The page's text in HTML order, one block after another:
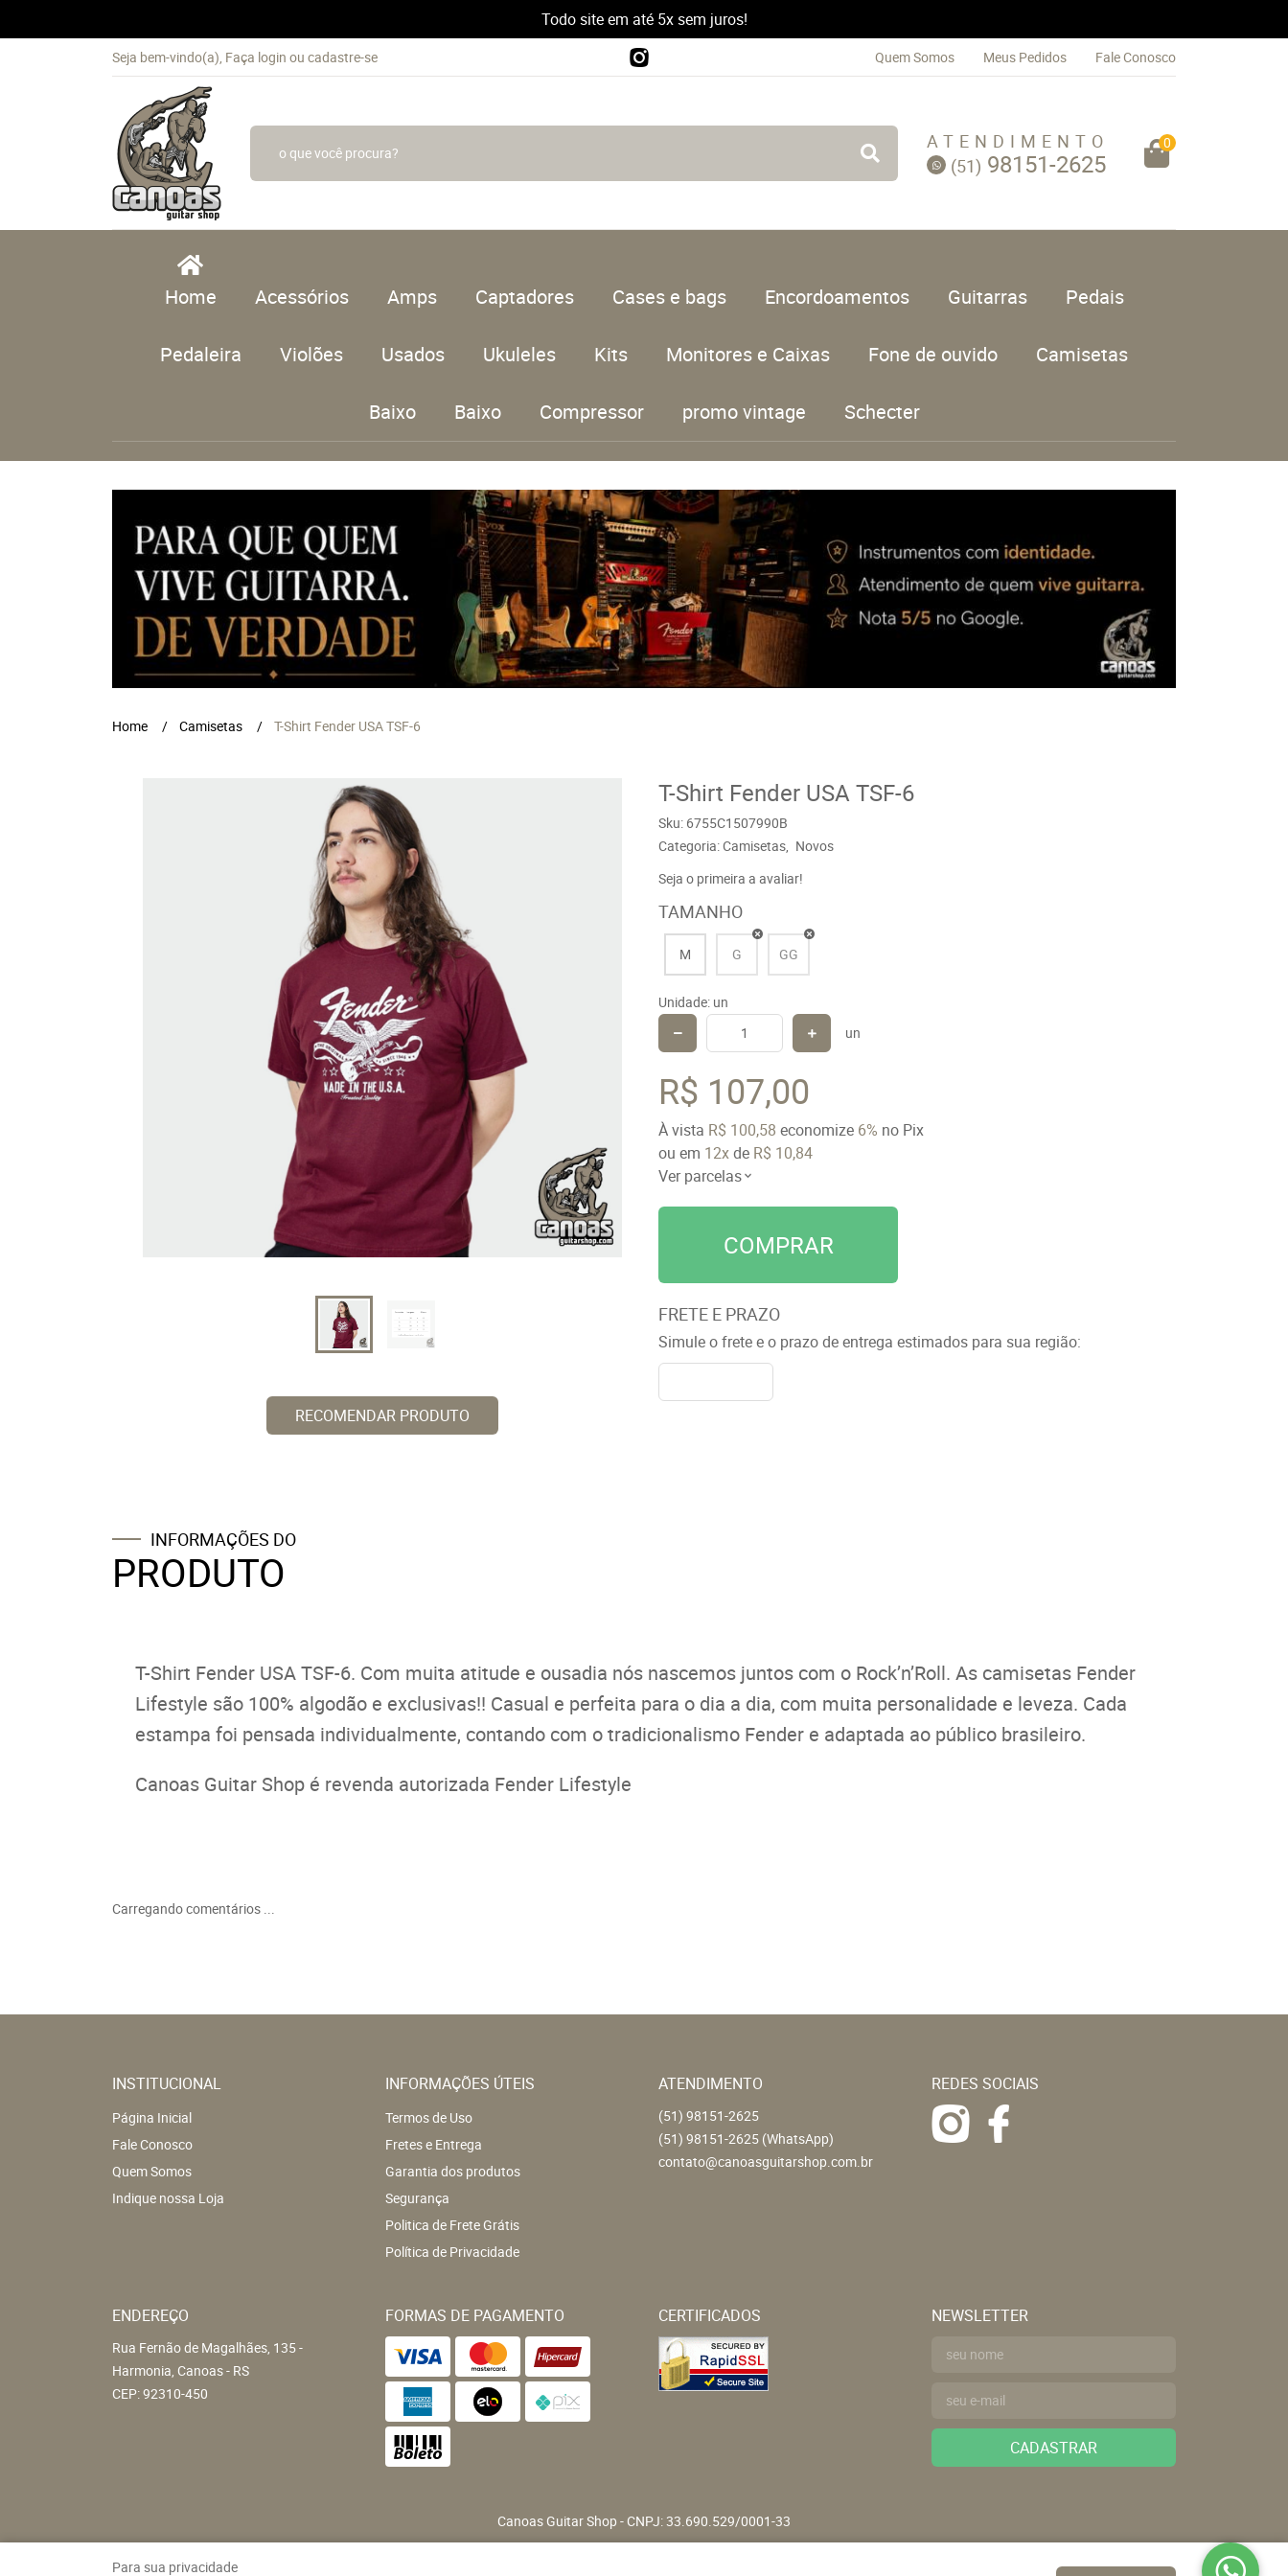
Todo site em até 5x sem juros!
Seja bem-vindo(a), Faça login ou cadastre-se Quem Somos Meus Pedidos Fale Conosco
ATENDIMENTO
(51) 98151-2625
0
Home Acessórios Amps Captadores Cases e bags Encordoamentos Guitarras Pedais
Pedaleira Violões Usados Ukuleles Kits Monitores e Caixas Fone de ouvido Camisetas
Baixo Baixo Compressor promo vintage Schecter
Home Camisetas T-Shirt Fender USA TSF-6
RECOMENDAR PRODUTO
T-Shirt Fender USA TSF-6
Sku: 6755C1507990B
Categoria:Camisetas Novos
Seja o primeira a avaliar!
TAMANHO
M G GG
Unidade: un
un
R$ 107,00
À vista R$ 100,58 economize 6% no Pix
ou em 12xde R$ 10,84
Ver parcelas
COMPRAR
FRETE E PRAZO
Simule o frete e o prazo de entrega estimados para sua região:
INFORMAÇÕES DO
PRODUTO
T-Shirt Fender USA TSF-6. Com muita atitude e ousadia nós nascemos juntos com o Rock’n’Roll. As camisetas Fender
Lifestyle são 100% algodão e exclusivas!! Casual e perfeita para o dia a dia, com muita personalidade e leveza. Cada
estampa foi pensada individualmente, contando com o tradicionalismo Fender e adaptada ao público brasileiro.
Canoas Guitar Shop é revenda autorizada Fender Lifestyle
Carregando comentários ...
INSTITUCIONAL
Página Inicial
Fale Conosco
Quem Somos
Indique nossa Loja
INFORMAÇÕES ÚTEIS
Termos de Uso
Fretes e Entrega
Garantia dos produtos
Segurança
Politica de Frete Grátis
Política de Privacidade
ATENDIMENTO
(51) 98151-2625
(51) 98151-2625 (WhatsApp)
contato@canoasguitarshop.com.br
REDES SOCIAIS
ENDEREÇO
Rua Fernão de Magalhães, 135-
Harmonia, Canoas- RS
CEP: 92310-450
FORMAS DE PAGAMENTO CERTIFICADOS NEWSLETTER
CADASTRAR
Canoas Guitar Shop CNPJ: 33.690.529/0001-33
Para sua privacidade